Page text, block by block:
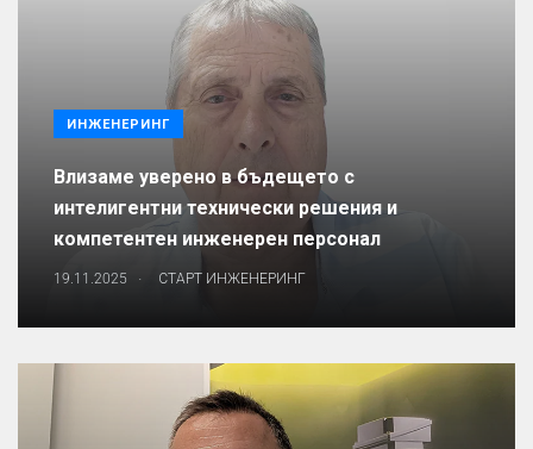
ИНЖЕНЕРИНГ
Влизаме уверено в бъдещето с
интелигентни технически решения и
компетентен инженерен персонал
19.11.2025 . СТАРТ ИНЖЕНЕРИНГ